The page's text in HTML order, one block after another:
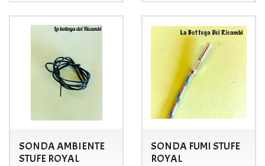
SONDA AMBIENTE
STUFE ROYAL
SONDA FUMI STUFE
ROYAL